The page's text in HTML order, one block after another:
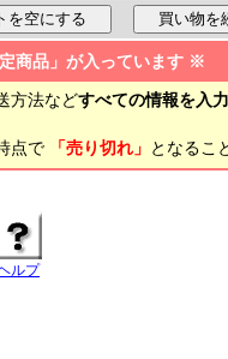
商品」が入っています ※
方法などすべての情報を入
点で
「売り切れ」 となるこ
ルプ